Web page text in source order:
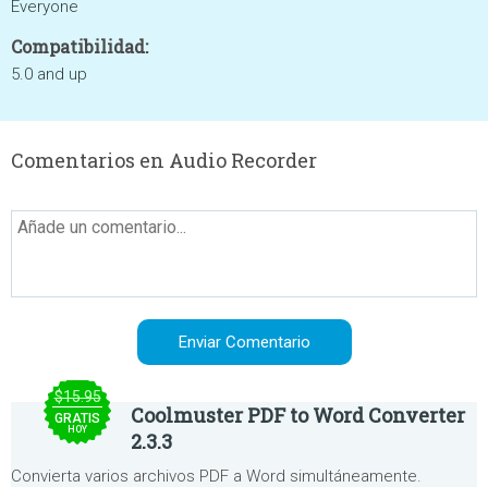
Everyone
Compatibilidad:
5.0 and up
Comentarios en Audio Recorder
$15.95
GRATIS
HOY
Coolmuster PDF to Word Converter
2.3.3
Convierta varios archivos PDF a Word simultáneamente.